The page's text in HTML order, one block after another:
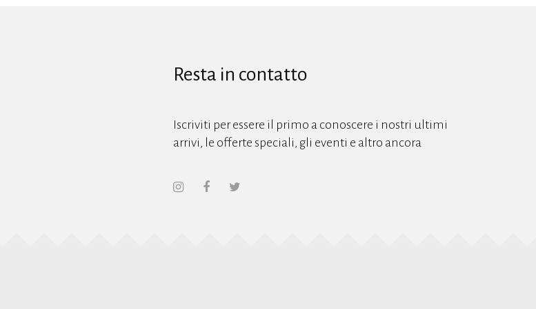
Resta in contatto
Iscriviti per essere il primo a conoscere i nostri ultimi
arrivi, le offerte speciali, gli eventi e altro ancora